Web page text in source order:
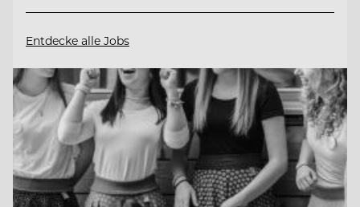
Entdecke alle Jobs